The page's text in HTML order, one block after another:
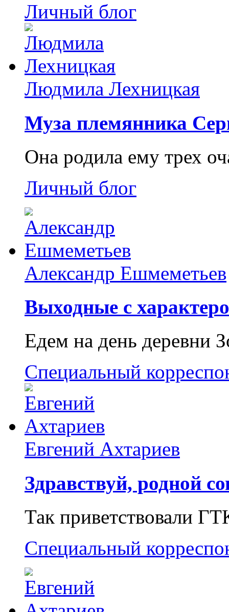
Личный блог
Людмила Лехницкая
Муза племянника
Она родила ему трех
Личный блог
Александр Ешмеметьев
Выходные с
Едем на день деревни
Специальный
Евгений Ахтариев
Здравствуй, родной
Так приветствовали
Специальный